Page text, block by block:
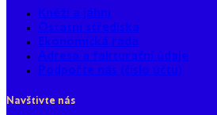
Kněží a jáhni
Ostatní střediska
Ekonomická rada
Adresa a fakturační údaje
Podpořte nás (číslo účtu)
Navštivte nás